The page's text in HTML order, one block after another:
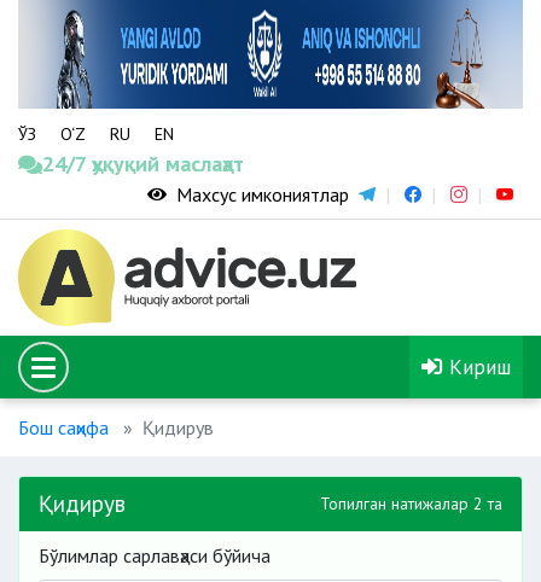
ЎЗ O‘Z RU EN
24/7 ҳуқуқий маслаҳат
Махсус имкониятлар
Кириш
Бош саҳифа Қидирув
Қидирув Топилган натижалар 2 та
Бўлимлар сарлавҳаси бўйича